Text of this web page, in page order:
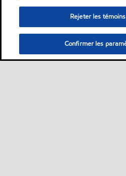
Rejeter les
Confirmer les